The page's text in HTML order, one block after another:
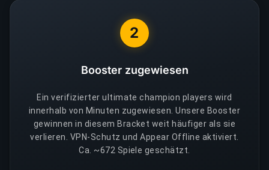
2
Booster zugewiesen
Ein verifizierter ultimate champion players wird
innerhalb von Minuten zugewiesen. Unsere Booster
gewinnen in diesem Bracket weit häufiger als sie
verlieren. VPN-Schutz und Appear Offline aktiviert.
Ca. ~672 Spiele geschätzt.